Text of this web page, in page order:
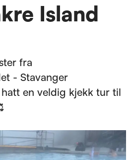
Island
fra
- Stavanger
en veldig kjekk tur til